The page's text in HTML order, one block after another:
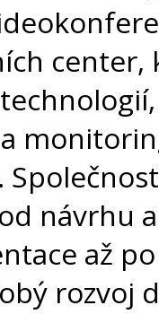
center,
návrhu
až
rozvoj